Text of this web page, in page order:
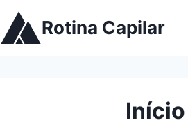
Pular
para
o
Rotina Capilar
Início